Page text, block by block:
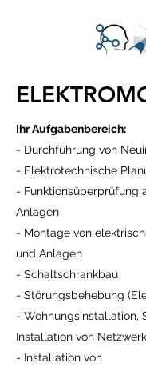
Ihr Aufgabenbereich:
- Durchführung von
- Elektrotechnische
- Funktionsüberprüfung
Anlagen
- Montage von
und Anlagen
- Schaltschrankbau
- Störungsbehebung
- Wohnungsinstallation,
Installation von
- Installation von